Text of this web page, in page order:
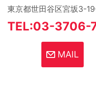
東京都世田谷区宮坂3-
TEL:03-3706-
MAIL